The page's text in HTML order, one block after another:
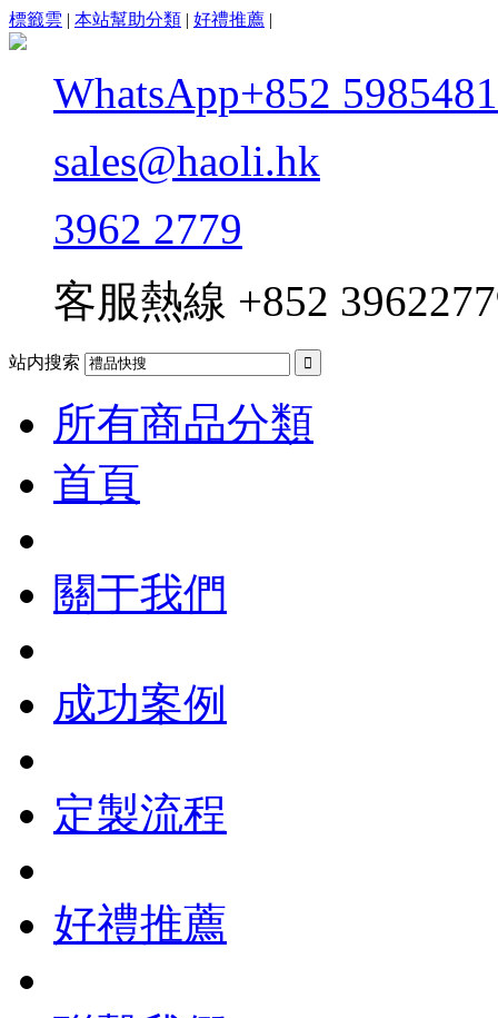
標籤雲 | 本站幫助分類 | 好禮推薦 |
WhatsApp+852
sales@haoli.hk
3962 2779
客服熱線 +852
站内搜索 
所有商品分類
首頁
關于我們
成功案例
定製流程
好禮推薦